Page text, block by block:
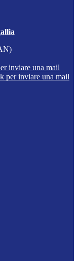
inviare una mail
per inviare una mail